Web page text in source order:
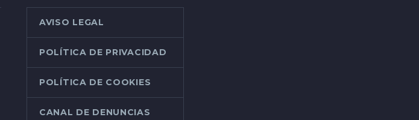
AVISO LEGAL
POLÍTICA DE PRIVACIDAD
POLÍTICA DE COOKIES
CANAL DE DENUNCIAS